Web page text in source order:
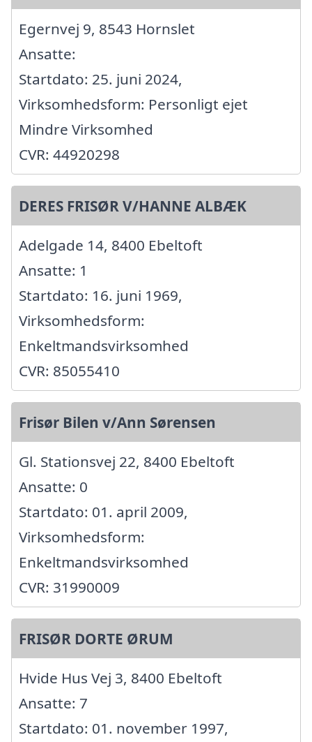
Egernvej 9, 8543 Hornslet
Ansatte:
Startdato: 25. juni 2024,
Virksomhedsform: Personligt ejet
Mindre Virksomhed
CVR: 44920298
DERES FRISØR V/HANNE ALBÆK
Adelgade 14, 8400 Ebeltoft
Ansatte: 1
Startdato: 16. juni 1969,
Virksomhedsform:
Enkeltmandsvirksomhed
CVR: 85055410
Frisør Bilen v/Ann Sørensen
Gl. Stationsvej 22, 8400 Ebeltoft
Ansatte: 0
Startdato: 01. april 2009,
Virksomhedsform:
Enkeltmandsvirksomhed
CVR: 31990009
FRISØR DORTE ØRUM
Hvide Hus Vej 3, 8400 Ebeltoft
Ansatte: 7
Startdato: 01. november 1997,